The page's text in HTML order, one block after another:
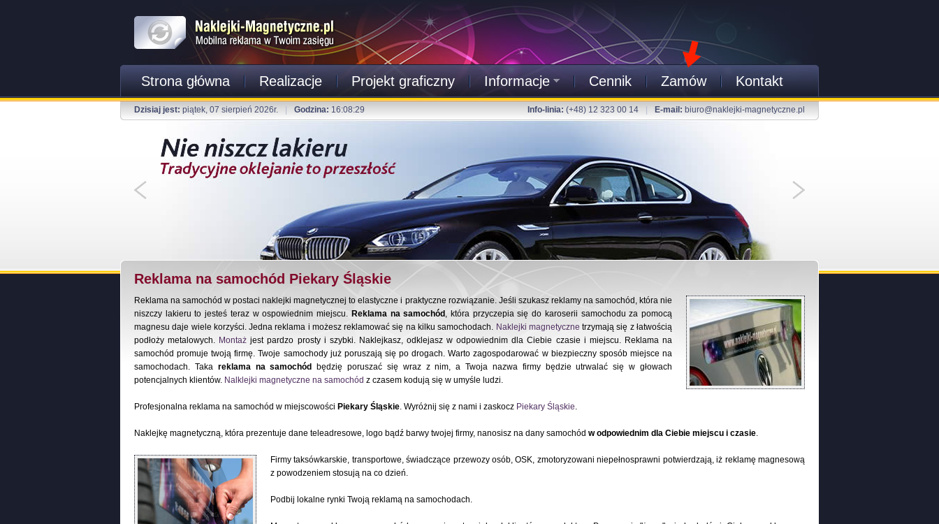
Strona główna Realizacje Projekt graficzny Informacje Cennik Zamów Kontakt
Dzisiaj jest: piątek, 07 sierpień 2026r. Godzina: 16:08:30 Info-linia: (+48) 12 323 00 14 E-mail: biuro@naklejki-magnetyczne.pl
Reklama na samochód Piekary Śląskie
Reklama na samochód w postaci naklejki magnetycznej to elastyczne i praktyczne rozwiązanie. Jeśli szukasz reklamy na samochód, która nie
niszczy lakieru to jesteś teraz w ospowiednim miejscu. Reklama na samochód , która przyczepia się do karoserii samochodu za pomocą
magnesu daje wiele korzyści. Jedna reklama i możesz reklamować się na kilku samochodach. Naklejki magnetyczne trzymają się z łatwością
podłoży metalowych. Montaż jest pardzo prosty i szybki. Naklejkasz, odklejasz w odpowiednim dla Ciebie czasie i miejscu. Reklama na
samochód promuje twoją firmę. Twoje samochody już poruszają się po drogach. Warto zagospodarować w biezpieczny sposób miejsce na
samochodach. Taka reklama na samochód
będzię poruszać się wraz z nim, a Twoja nazwa firmy będzie utrwalać się w głowach
potencjalnych klientów. Nalklejki magnetyczne na samochód z czasem kodują się w umyśle ludzi.
Profesjonalna reklama na samochód w miejscowości Piekary Śląskie. Wyróżnij się z nami i zaskocz Piekary Śląskie.
Naklejkę magnetyczną, która prezentuje dane teleadresowe, logo bądź barwy twojej firmy, nanosisz na dany samochód w odpowiednim dla Ciebie miejscu i czasie.
Firmy taksówkarskie, transportowe, świadczące przewozy osób, OSK, zmotoryzowani niepełnosprawni potwierdzają, iż reklamę magnesową
z powodzeniem stosują na co dzień.
Podbij lokalne rynki Twoją reklamą na samochodach.